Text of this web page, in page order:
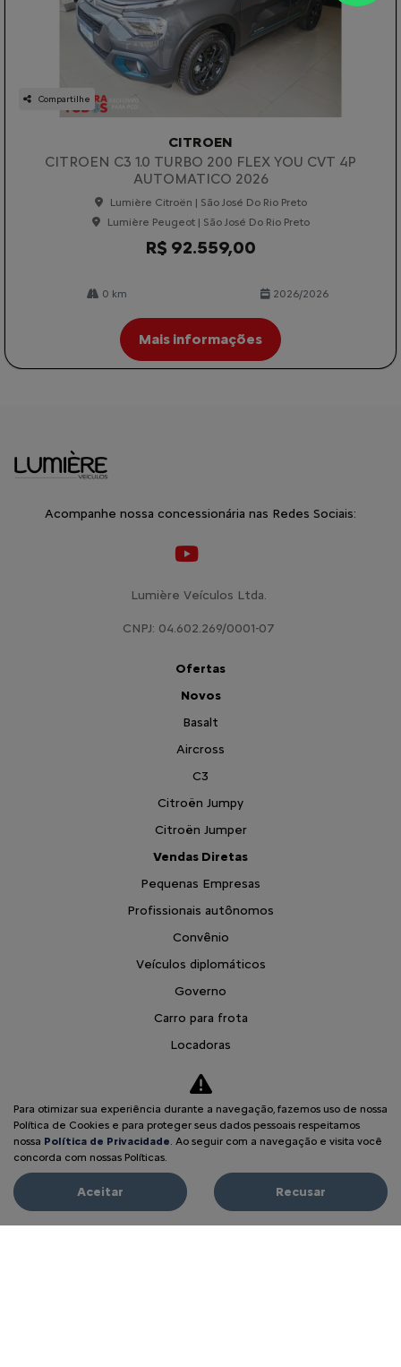
Compartilhe
CITROEN
CITROEN C3 1.0 TURBO 200 FLEX YOU CVT 4P
AUTOMATICO 2026
Lumière Citroën | São José Do Rio Preto
Lumière Peugeot | São José Do Rio Preto
R$ 92.559,00
0 km 2026/2026
Mais informações
Acompanhe nossa concessionária nas Redes Sociais:
Lumière Veículos Ltda.
CNPJ: 04.602.269/0001-07
Ofertas
Novos
Basalt
Aircross
C3
Citroën Jumpy
Citroën Jumper
Vendas Diretas
Pequenas Empresas
Profissionais autônomos
Convênio
Veículos diplomáticos
Governo
Carro para frota
Locadoras
Produtores Rurais
Taxistas e Motoristas de Aplicativo
Citroën para Todos
Soluções financeiras
Seguros
Para otimizar sua experiência durante a navegação, fazemos uso de nossa
Política de Cookies e para proteger seus dados pessoais respeitamos
nossa Política de Privacidade. Ao seguir com a navegação e visita você
concorda com nossas Políticas.
Aceitar Recusar